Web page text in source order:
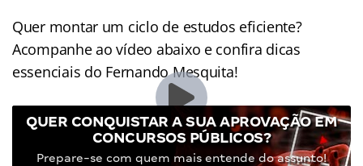
Quer montar um ciclo de estudos eficiente?
Acompanhe ao vídeo abaixo e confira dicas
essenciais do Fernando Mesquita!
QUER CONQUISTAR A SUA APROVAÇÃO EM
CONCURSOS PÚBLICOS?
Prepare-se com quem mais entende do assunto!